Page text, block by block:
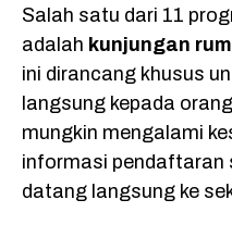
Salah satu dari 11
adalah kunjungan
ini dirancang khusus
langsung kepada
mungkin mengalami
informasi pendaftaran
datang langsung ke